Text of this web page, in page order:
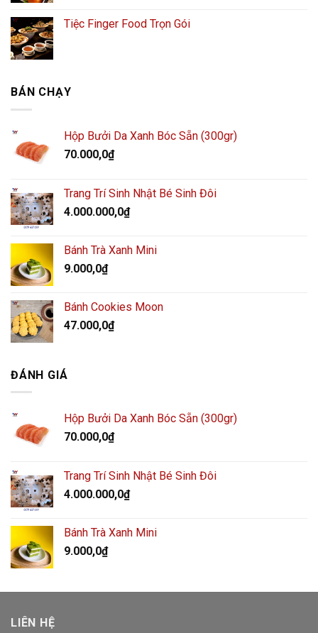
Tiệc Finger Food Trọn Gói
BÁN CHẠY
Hộp Bưởi Da Xanh Bóc Sẵn (300gr)
70.000,0₫
Trang Trí Sinh Nhật Bé Sinh Đôi
4.000.000,0₫
Bánh Trà Xanh Mini
9.000,0₫
Bánh Cookies Moon
47.000,0₫
ĐÁNH GIÁ
Hộp Bưởi Da Xanh Bóc Sẵn (300gr)
70.000,0₫
Trang Trí Sinh Nhật Bé Sinh Đôi
4.000.000,0₫
Bánh Trà Xanh Mini
9.000,0₫
LIÊN HỆ